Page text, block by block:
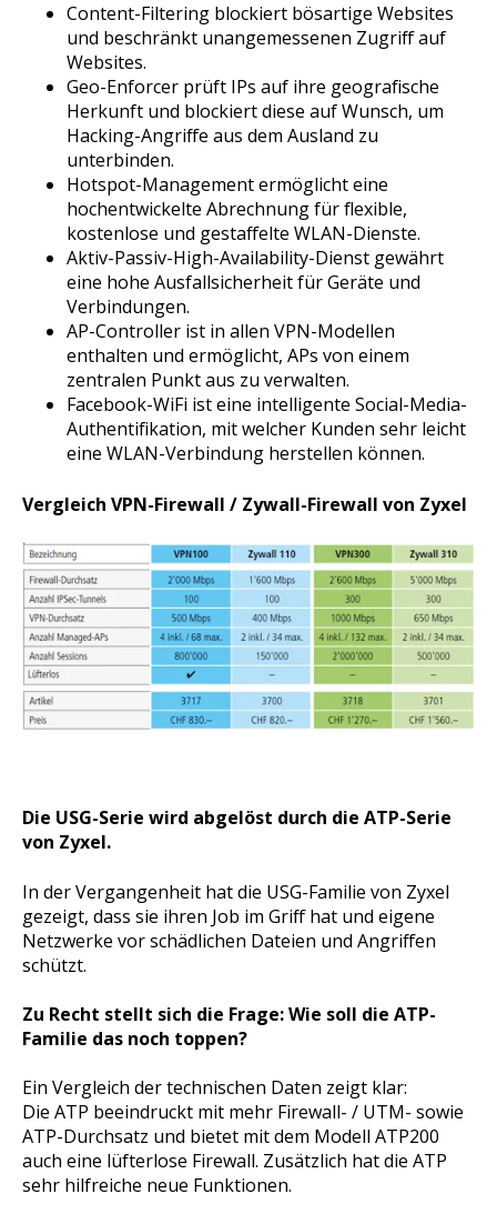
Content-Filtering blockiert bösartige Websites
und beschränkt unangemessenen Zugriff auf
Websites.
Geo-Enforcer prüft IPs auf ihre geografische
Herkunft und blockiert diese auf Wunsch, um
Hacking-Angriffe aus dem Ausland zu
unterbinden.
Hotspot-Management ermöglicht eine
hochentwickelte Abrechnung für flexible,
kostenlose und gestaffelte WLAN-Dienste.
Aktiv-Passiv-High-Availability-Dienst gewährt
eine hohe Ausfallsicherheit für Geräte und
Verbindungen.
AP-Controller ist in allen VPN-Modellen
enthalten und ermöglicht, APs von einem
zentralen Punkt aus zu verwalten.
Facebook-WiFi ist eine intelligente Social-Media-
Authentifikation, mit welcher Kunden sehr leicht
eine WLAN-Verbindung herstellen können.
Vergleich VPN-Firewall / Zywall-Firewall von Zyxel
Die USG-Serie wird abgelöst durch die ATP-Serie
von Zyxel.
In der Vergangenheit hat die USG-Familie von Zyxel
gezeigt, dass sie ihren Job im Griff hat und eigene
Netzwerke vor schädlichen Dateien und Angriffen
schützt.
Zu Recht stellt sich die Frage: Wie soll die ATP-
Familie das noch toppen?
Ein Vergleich der technischen Daten zeigt klar:
Die ATP beeindruckt mit mehr Firewall- / UTM- sowie
ATP-Durchsatz und bietet mit dem Modell ATP200
auch eine lüfterlose Firewall. Zusätzlich hat die ATP
sehr hilfreiche neue Funktionen.